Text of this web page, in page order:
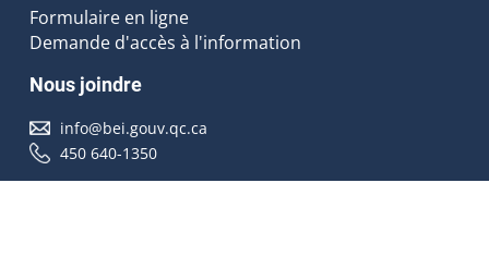
Formulaire en ligne
Demande d'accès à l'information
Nous joindre
info@bei.gouv.qc.ca
450 640-1350